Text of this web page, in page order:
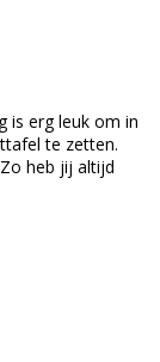
is erg leuk om in
te zetten.
heb jij altijd